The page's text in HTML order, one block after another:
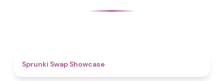
Sprunki Swap Showcase